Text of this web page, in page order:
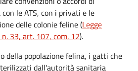
le ATS, con i privati e le
delle colonie feline (Legge
33, art. 107, com. 12).
della popolazione felina, i gatti che
dall'autorità sanitaria